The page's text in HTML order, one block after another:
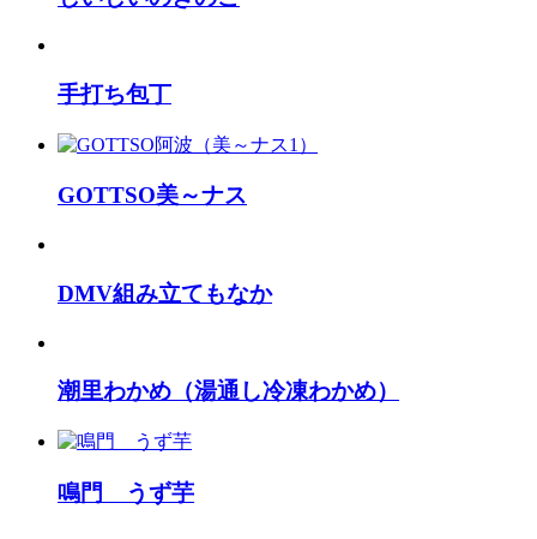
手打ち包丁
GOTTSO美～ナス
DMV組み立てもなか
潮里わかめ（湯通し冷凍わかめ）
鳴門 うず芋